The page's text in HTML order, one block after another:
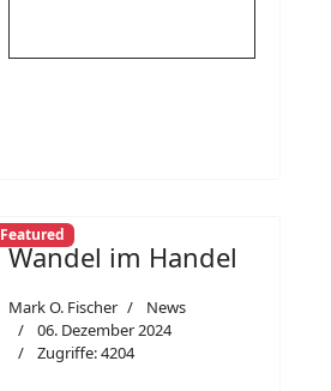
Featured
Wandel im Handel
Mark O. Fischer
News
06. Dezember 2024
Zugriffe: 4204